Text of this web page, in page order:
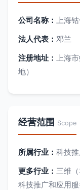
公司名称： 上海
法人代表： 邓兰
注册地址： 上海
地）
经营范围 Scope
所属行业： 科技
更多行业： 三维
科技推广和应用